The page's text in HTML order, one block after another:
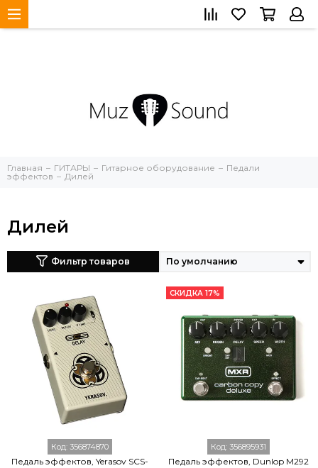
Главная ГИТАРЫ Гитарное оборудование
Педали
эффектов
Дилей
Дилей
Фильтр товаров
Код: 356874870
Педаль эффектов, Yerasov SCS-
СКИДКА 17%
Код: 356895931
Педаль эффектов, Dunlop M292